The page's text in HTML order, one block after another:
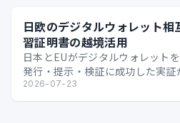
日欧のデジタルウォレット
習証明書の越境活用
日本とEUがデジタルウォレット
発行・提示・検証に成功した実
タル証明の可能性を整理します。
2026-07-23